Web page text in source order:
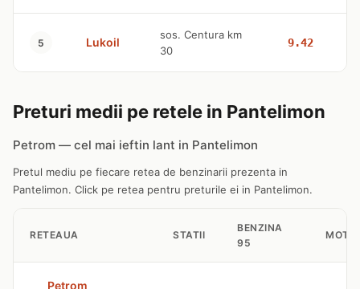
5 Lukoil
sos. Centura km
30
9.42
Preturi medii pe retele in Pantelimon
Petrom — cel mai ieftin lant in Pantelimon
Pretul mediu pe fiecare retea de benzinarii prezenta in
Pantelimon. Click pe retea pentru preturile ei in Pantelimon.
RETEAUA STATII
BENZINA
95
Petrom